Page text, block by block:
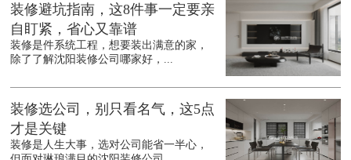
装修避坑指南，这8件事一定要亲
自盯紧，省心又靠谱
装修是件系统工程，想要装出满意的家，
除了了解沈阳装修公司哪家好，...
装修选公司，别只看名气，这5点
才是关键
装修是人生大事，选对公司能省一半心，